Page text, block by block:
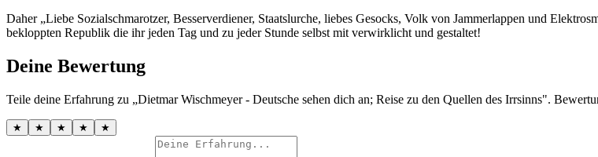
Daher „Liebe Sozialschmarotzer, Besserverdiener, Staatslurche, liebes Gesocks, Volk von Jammerlappen und
bekloppten Republik die ihr jeden Tag und zu jeder Stunde selbst mit verwirklicht und gestaltet!
Deine Bewertung
Teile deine Erfahrung zu „Dietmar Wischmeyer - Deutsche sehen dich an; Reise zu den Quellen des Irrsinns".
★ ★ ★ ★ ★